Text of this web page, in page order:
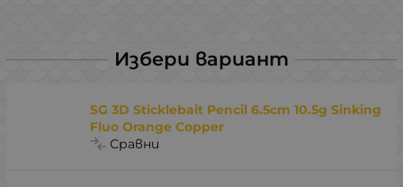
Избери вариант
SG 3D Sticklebait Pencil 6.5cm 10.5g Sinking
Fluo Orange Copper
Сравни